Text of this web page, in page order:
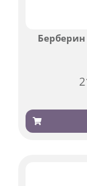
Берберин